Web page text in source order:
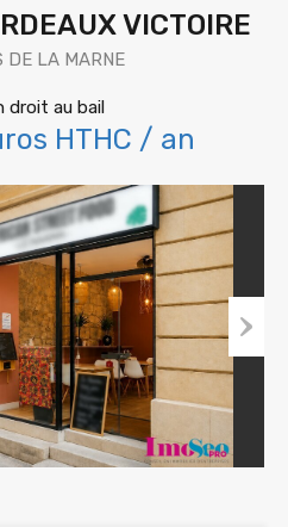
VICTOIRE
DE LA MARNE
droit au bail
HTHC / an
Next